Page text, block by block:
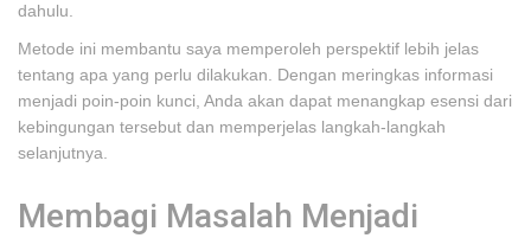
dahulu.
Metode ini membantu saya memperoleh perspektif lebih jelas
tentang apa yang perlu dilakukan. Dengan meringkas informasi
menjadi poin-poin kunci, Anda akan dapat menangkap esensi dari
kebingungan tersebut dan memperjelas langkah-langkah
selanjutnya.
Membagi Masalah Menjadi